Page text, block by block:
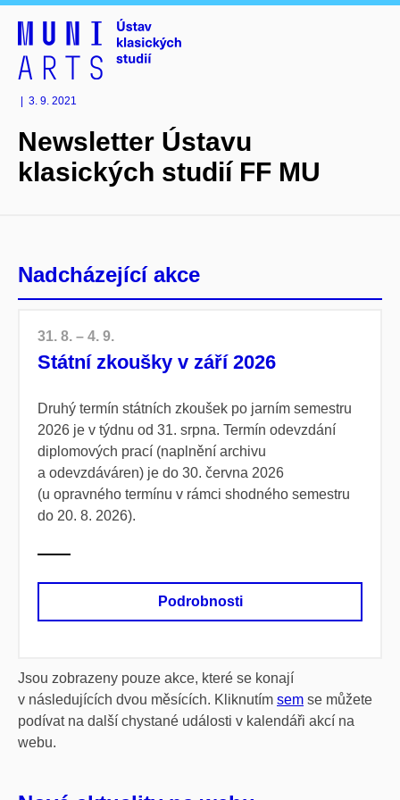
3. 9. 2021
Newsletter Ústavu
klasických studií FF MU
Nadcházející akce
31. 8. – 4. 9.
Státní zkoušky v září 2026
Druhý termín státních zkoušek po jarním semestru
2026 je v týdnu od 31. srpna. Termín odevzdání
diplomových prací (naplnění archivu
a odevzdáváren) je do 30. června 2026
(u opravného termínu v rámci shodného semestru
do 20. 8. 2026).
Podrobnosti
Jsou zobrazeny pouze akce, které se konají
v následujících dvou měsících. Kliknutím sem se můžete
podívat na další chystané události v kalendáři akcí na
webu.